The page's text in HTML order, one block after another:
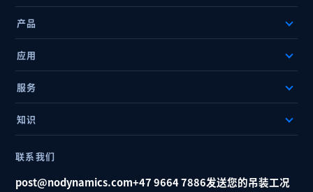
产品
应用
服务
知识
联系我们
post@nodynamics.com+47 9664 7886发送您的吊装工况